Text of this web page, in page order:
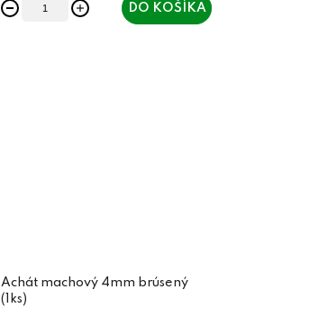
DO KOŠÍKA
Achát machový 4mm brúsený
(1ks)